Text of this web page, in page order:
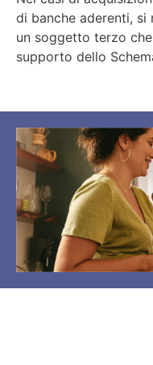
di banche aderenti, si
un soggetto terzo
supporto dello